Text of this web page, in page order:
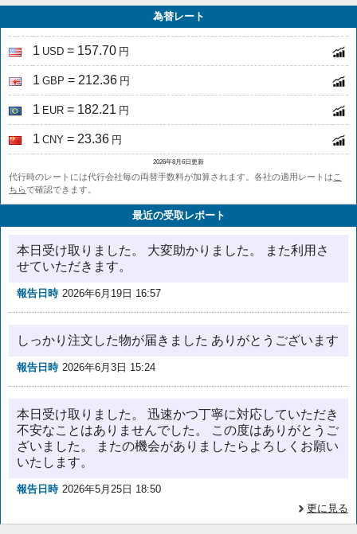
為替レート
1 USD = 157.70 円
1 GBP = 212.36 円
1 EUR = 182.21 円
1 CNY = 23.36 円
2026年8月6日更新
代行時のレートには代行会社毎の両替手数料が加算されます。各社の適用レートはこ
ちらで確認できます。
最近の受取レポート
本日受け取りました。 大変助かりました。 また利用さ
せていただきます。
報告日時 2026年6月19日 16:57
しっかり注文した物が届きました ありがとうございます
報告日時 2026年6月3日 15:24
本日受け取りました。 迅速かつ丁寧に対応していただき
不安なことはありませんでした。 この度はありがとうご
ざいました。 またの機会がありましたらよろしくお願い
いたします。
報告日時 2026年5月25日 18:50
更に見る